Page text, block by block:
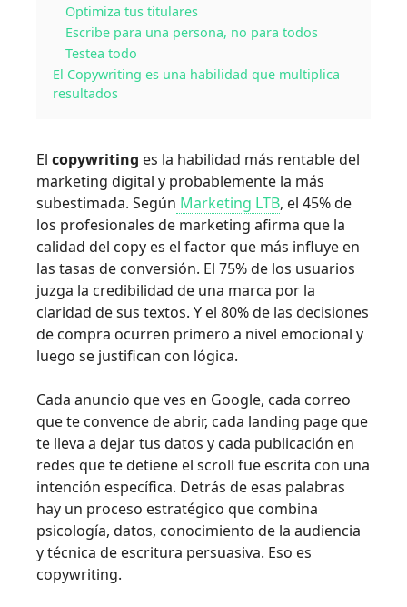
Optimiza tus titulares
Escribe para una persona, no para todos
Testea todo
El Copywriting es una habilidad que multiplica
resultados
El copywriting es la habilidad más rentable del
marketing digital y probablemente la más
subestimada. Según Marketing LTB, el 45% de
los profesionales de marketing afirma que la
calidad del copy es el factor que más influye en
las tasas de conversión. El 75% de los usuarios
juzga la credibilidad de una marca por la
claridad de sus textos. Y el 80% de las decisiones
de compra ocurren primero a nivel emocional y
luego se justifican con lógica.
Cada anuncio que ves en Google, cada correo
que te convence de abrir, cada landing page que
te lleva a dejar tus datos y cada publicación en
redes que te detiene el scroll fue escrita con una
intención específica. Detrás de esas palabras
hay un proceso estratégico que combina
psicología, datos, conocimiento de la audiencia
y técnica de escritura persuasiva. Eso es
copywriting.